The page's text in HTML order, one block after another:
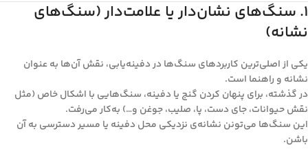
۱. سنگ‌های نشان‌دار یا علامت‌دار (سنگ‌های
نشانه)
یکی از اصلی‌ترین کاربردهای سنگ‌ها در دفینه‌یابی، نقش آن‌ها به عنوان
نشانه و راهنما است.
در گذشته، برای پنهان کردن گنج یا دفینه، سنگ‌هایی با اشکال خاص (مثل
نقش حیوانات، جای دست، پا، صلیب، جوغن و…) به‌کار می‌رفت.
این سنگ‌ها می‌تونن نشانه‌ی نزدیکی محل دفینه یا مسیر دسترسی به آن
باشن.